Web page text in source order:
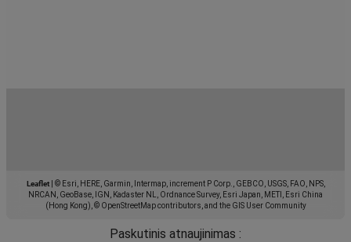
Leaflet
© Esri, HERE, Garmin, Intermap, increment P Corp., GEBCO, USGS, FAO, NPS,
NRCAN, GeoBase, IGN, Kadaster NL, Ordnance Survey, Esri Japan, METI, Esri China
(Hong Kong), © OpenStreetMap contributors, and the GIS User Community
Paskutinis atnaujinimas :